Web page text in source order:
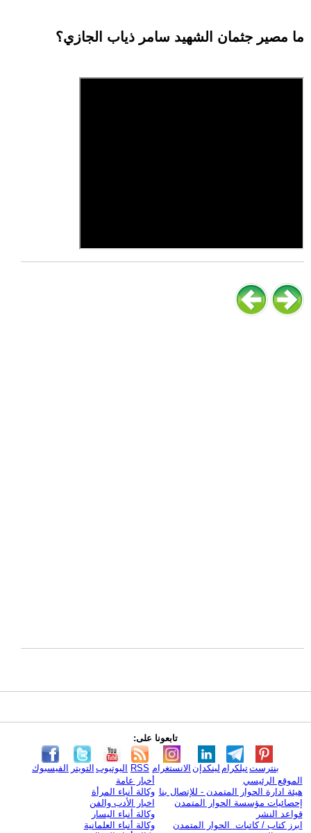
ما مصير جثمان الشهيد سامر ذياب الجازي؟
تابعونا على:
الفيسبوك التويتر اليوتيوب RSS الانستغرام لينكدإن تيلكرامبنترست
الموقع الرئيسي
هيئة ادارة الحوار المتمدن - للإتصال بنا
إحصائيات مؤسسة الحوار المتمدن
قواعد النشر
ابرز كتاب / كاتبات الحوار المتمدن
أخبار عامة
وكالة أنباء المرأة
اخبار الأدب والفن
وكالة أنباء اليسار
وكالة أنباء العلمانية